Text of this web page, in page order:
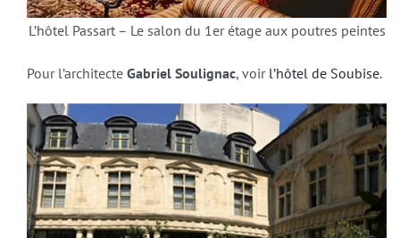
L’hôtel Passart – Le salon du 1er étage aux poutres peintes
Pour l’architecte Gabriel Soulignac, voir l’hôtel de Soubise.